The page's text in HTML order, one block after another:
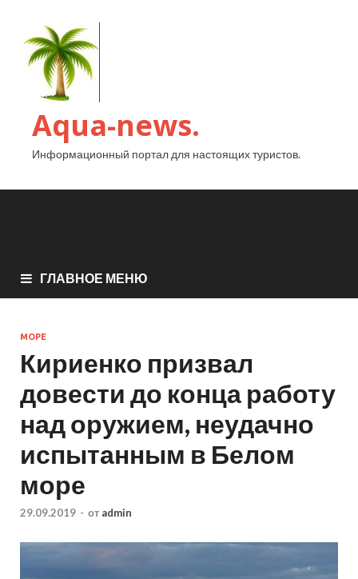
Aqua-news.
Информационный портал для настоящих туристов.
ГЛАВНОЕ МЕНЮ
МОРЕ
Кириенко призвал
довести до конца работу
над оружием, неудачно
испытанным в Белом
море
29.09.2019 - от admin